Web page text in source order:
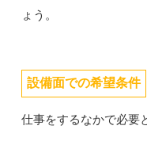
ょう。
設備面での希望条件
仕事をするなかで必要